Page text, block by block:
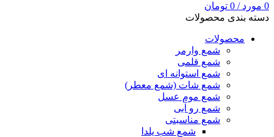
0 مورد /
0 تومان
دسته بندی محصولات
محصولات
شمع وارمر
شمع قلمی
شمع استوانه ای
شمع شات (شمع معطر)
شمع موم عسل
شمع رو آبی
شمع مناسبتی
شمع شب یلدا